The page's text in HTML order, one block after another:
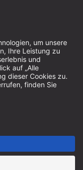
innerhalb
ausgenommen
Kasse variieren.